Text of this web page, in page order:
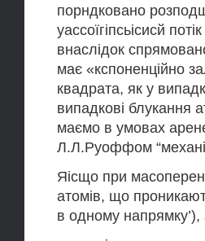
порндковано
уассоїгіпсьісисй
внаслідок
має «кспоненційно
квадрата, як у
випадкові блукання
маємо в умовах
Л.Л.Руоффом
Яісщо при
атомів, що
в одному напрямку’),